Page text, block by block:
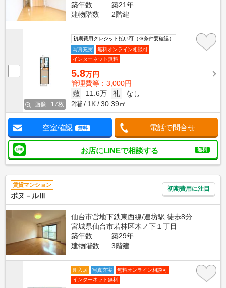
築年数
築21年
建物階数
2階建
画像 : 17枚
初期費用クレジット払い可（※条件要確認）
写真充実
無料オンライン相談可
インターネット無料
5.8万円
管理費等：3,000円
敷
11.6万 礼
なし
2階
1K 30.39㎡
空室確認 無料 電話で問合せ
お店にLINEで相談する 無料
賃貸マンション
ボヌ－ルⅢ
初期費用に注目
仙台市営地下鉄東西線/連坊駅 徒歩8分
宮城県仙台市若林区木ノ下１丁目
築年数
築29年
建物階数
3階建
即入居 写真充実
無料オンライン相談可
インターネット無料